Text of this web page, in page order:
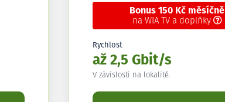
Bonus 150 Kč měsíčně
na WIA TV a doplňky
Rychlost
až 2,5 Gbit/s
V závislosti na lokalitě.